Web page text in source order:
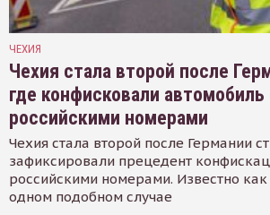
ЧЕХИЯ
Чехия стала второй после
где конфисковали автомобиль
российскими номерами
Чехия стала второй после Германии
зафиксировали прецедент
российскими номерами. Известно
одном подобном случае